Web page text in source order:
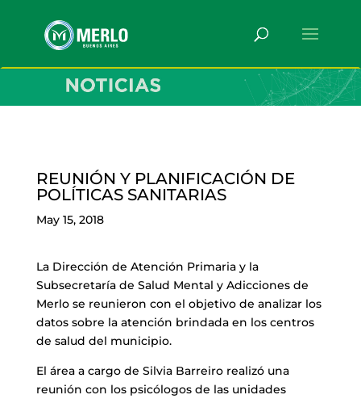
REUNIÓN Y PLANIFICACIÓN DE
POLÍTICAS SANITARIAS
May 15, 2018
La Dirección de Atención Primaria y la
Subsecretaría de Salud Mental y Adicciones de
Merlo se reunieron con el objetivo de analizar los
datos sobre la atención brindada en los centros
de salud del municipio.
El área a cargo de Silvia Barreiro realizó una
reunión con los psicólogos de las unidades